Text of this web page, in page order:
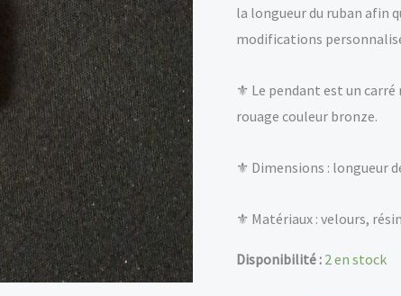
la longueur du ruban afin
modifications
⚜ Le pendant est un carré
rouage couleur bronze.
⚜ Dimensions : longueur
⚜ Matériaux : velours,
Disponibilité : 2 en stock